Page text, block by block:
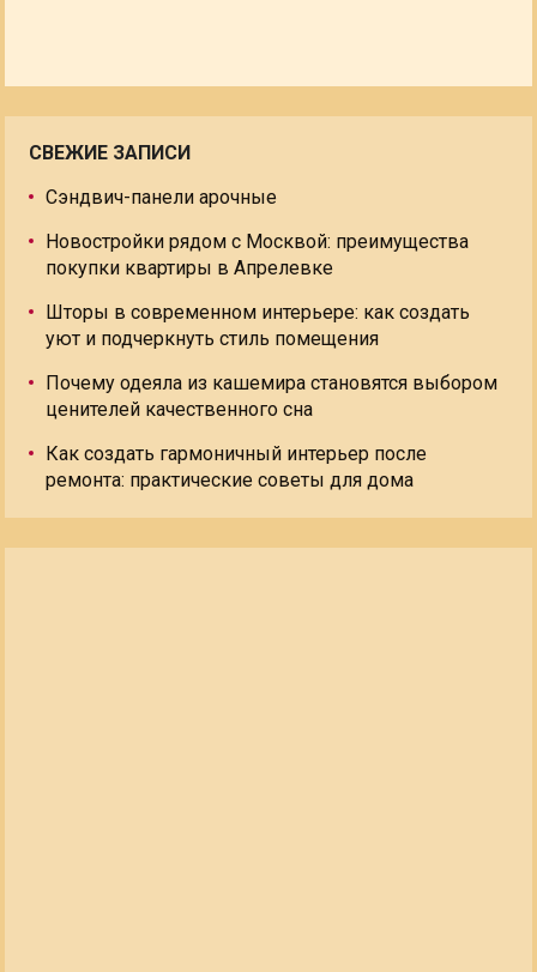
СВЕЖИЕ ЗАПИСИ
Сэндвич-панели арочные
Новостройки рядом с Москвой: преимущества
покупки квартиры в Апрелевке
Шторы в современном интерьере: как создать
уют и подчеркнуть стиль помещения
Почему одеяла из кашемира становятся выбором
ценителей качественного сна
Как создать гармоничный интерьер после
ремонта: практические советы для дома